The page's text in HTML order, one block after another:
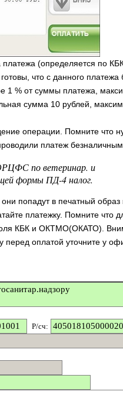
платежа (определяется по
что с данного платежа
1 % от суммы платежа,
сумма 10 рублей,
операции. Помните что
платеж
по ветеринар. и
формы ПД-4 налог.
попадут в печатный образ
платежку. Помните что
КБК и ОКТМО(ОКАТО).
перед оплатой уточните у
P/сч: